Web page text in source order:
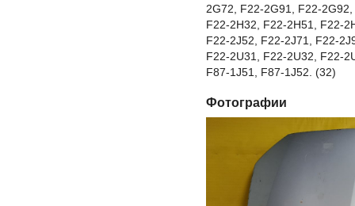
2G72, F22-2G91, F22-
F22-2H32, F22-2H51, F22-
F22-2J52, F22-2J71, F22-
F22-2U31, F22-2U32, F22-
F87-1J51, F87-1J52. (32)
Фотографии